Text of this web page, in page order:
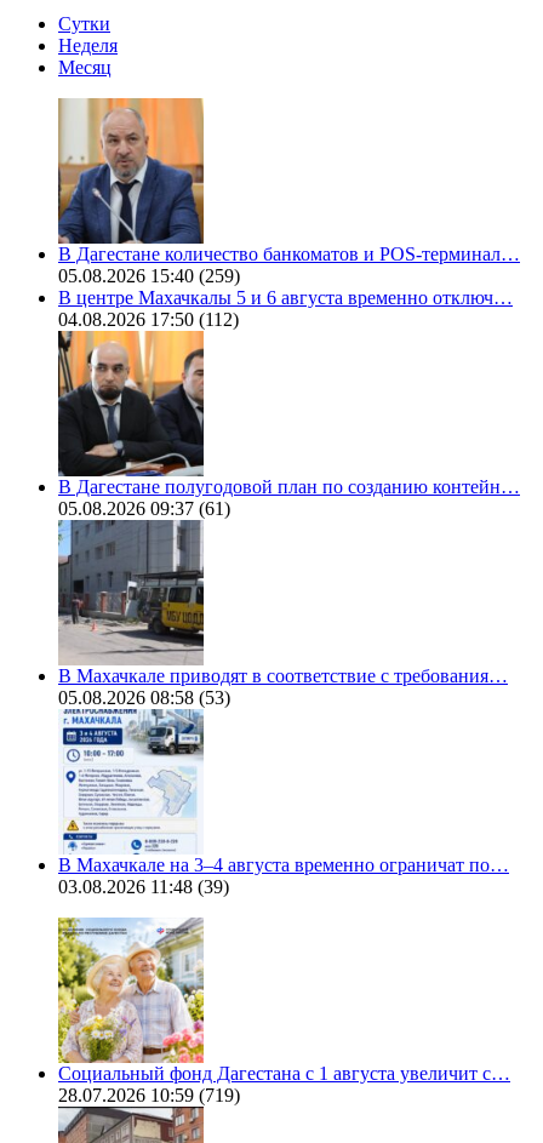
Сутки
Неделя
Месяц
В Дагестане количество банкоматов и POS-терминал…
05.08.2026 15:40 (259)
В центре Махачкалы 5 и 6 августа временно отключ…
04.08.2026 17:50 (112)
В Дагестане полугодовой план по созданию контейн…
05.08.2026 09:37 (61)
В Махачкале приводят в соответствие с требования…
05.08.2026 08:58 (53)
В Махачкале на 3–4 августа временно ограничат по…
03.08.2026 11:48 (39)
Социальный фонд Дагестана с 1 августа увеличит с…
28.07.2026 10:59 (719)